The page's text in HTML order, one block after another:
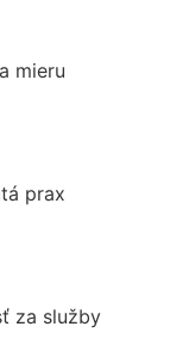
mieru
prax
za služby